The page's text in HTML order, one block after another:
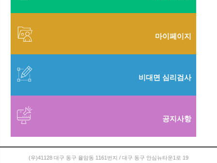
마이페이지
비대면 심리검사
공지사항
(우)41128 대구 동구 율암동 1161번지 / 대구 동구 안심뉴타운1로 19